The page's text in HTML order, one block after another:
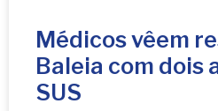
Médicos vêem
Baleia com dois
SUS